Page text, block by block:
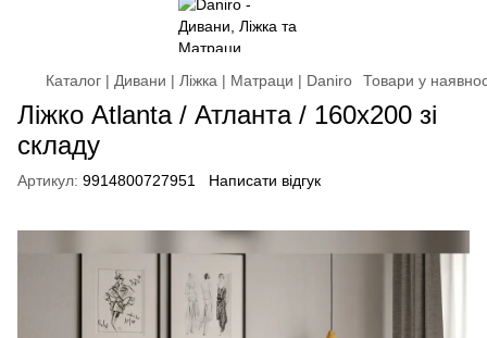
Каталог | Дивани | Ліжка | Матраци | Daniro Товари у
Ліжко Atlanta / Атланта / 160х200 зі
складу
Артикул: 9914800727951 Написати відгук